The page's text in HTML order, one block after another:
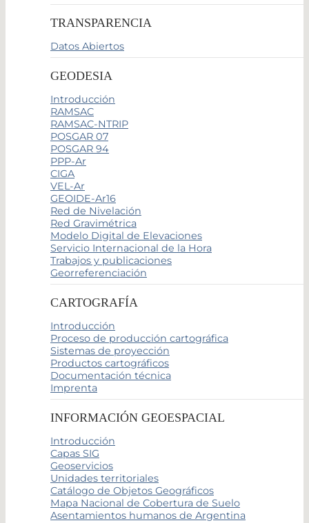
TRANSPARENCIA
Datos Abiertos
GEODESIA
Introducción
RAMSAC
RAMSAC-NTRIP
POSGAR 07
POSGAR 94
PPP-Ar
CIGA
VEL-Ar
GEOIDE-Ar16
Red de Nivelación
Red Gravimétrica
Modelo Digital de Elevaciones
Servicio Internacional de la Hora
Trabajos y publicaciones
Georreferenciación
CARTOGRAFÍA
Introducción
Proceso de producción cartográfica
Sistemas de proyección
Productos cartográficos
Documentación técnica
Imprenta
INFORMACIÓN GEOESPACIAL
Introducción
Capas SIG
Geoservicios
Unidades territoriales
Catálogo de Objetos Geográficos
Mapa Nacional de Cobertura de Suelo
Asentamientos humanos de Argentina